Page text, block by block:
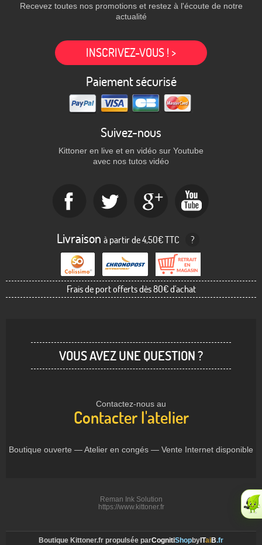
Recevez toutes nos promotions et restez à l'écoute de notre
actualité
INSCRIVEZ-VOUS ! >
Paiement sécurisé
Suivez-nous
Kittoner en live et en vidéo sur Youtube
avec nos tutos vidéo
Livraison à partir de 4,50€ TTC ?
Frais de port offerts dès 80€ d'achat
VOUS AVEZ UNE QUESTION ?
Contactez-nous au
Contacter l'atelier
Boutique ouverte — Atelier en congés — Vente Internet disponible
Reman Ink Solution
https://www.kittoner.fr
Boutique Kittoner.fr propulsée parCognitiShopby ITaiB.fr